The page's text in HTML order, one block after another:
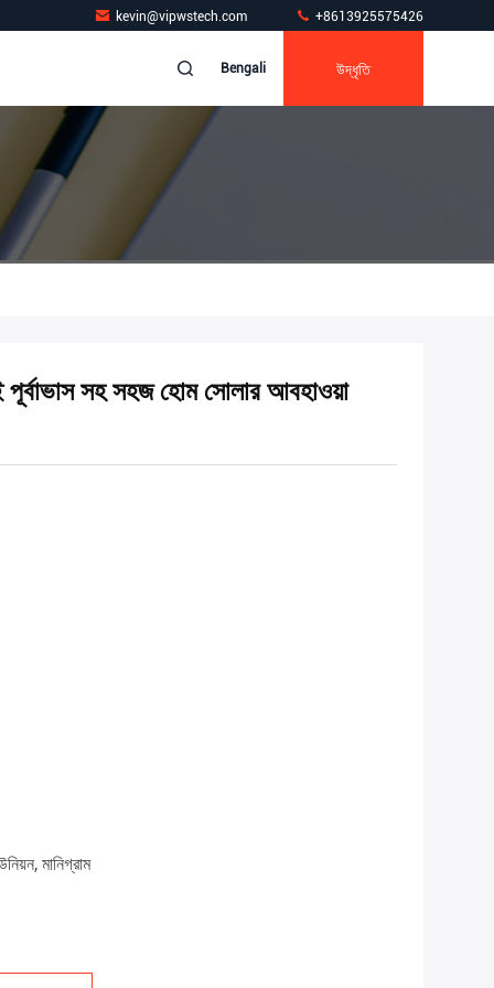
kevin@vipwstech.com +8613925575426
Bengali উদ্ধৃতি
পূর্বাভাস সহ সহজ হোম সোলার আবহাওয়া
মানিগ্রাম